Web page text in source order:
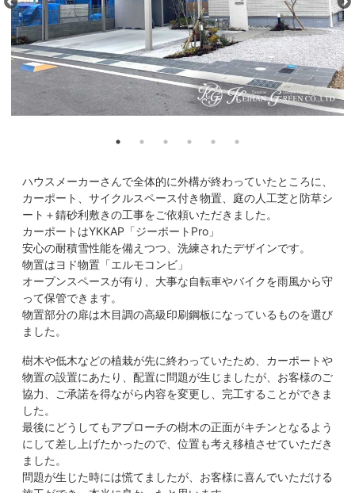
ハウスメーカーさんで全体的に外構が終わっていたところに、
カーポート、サイクルスペース付き物置、庭の人工芝と防草シ
ート＋錆砂利敷きの工事をご依頼いただきました。
カーポートはYKKAP「ジーポートPro」
安心の耐積雪性能を備えつつ、洗練されたデザインです。
物置はヨド物置「エルモコンビ」
オープンスペースが有り、大事な自転車やバイクを雨風から守
って保管できます。
物置部分の扉は木目調の高級印刷鋼板になっているものを選び
ました。
樹木や低木などの植栽が先に終わっていたため、カーポートや
物置の設置にあたり、配置に問題が生じましたが、お客様のご
協力、ご承諾を得ながら内容を変更し、完工することができま
した。
最後にどうしてもアプローチの樹木の正面がキチンとなるよう
にして差し上げたかったので、位置も考え移植させていただき
ました。
問題が生じた時には慌てましたが、お客様に喜んでいただける